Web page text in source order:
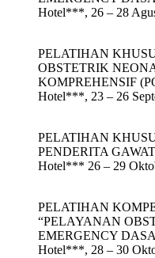
Hotel***, 26 – 28
PELATIHAN
OBSTETRIK
KOMPREHENSIF
Hotel***, 23 – 26
PELATIHAN
PENDERITA
Hotel*** 26 – 29
PELATIHAN
“PELAYANAN
EMERGENCY
Hotel***, 28 – 30